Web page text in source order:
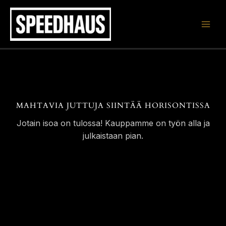
Siirry
sisältöön
MAHTAVIA JUTTUJA SIINTÄÄ HORISONTISSA
Jotain isoa on tulossa! Kauppamme on työn alla ja
julkaistaan pian.